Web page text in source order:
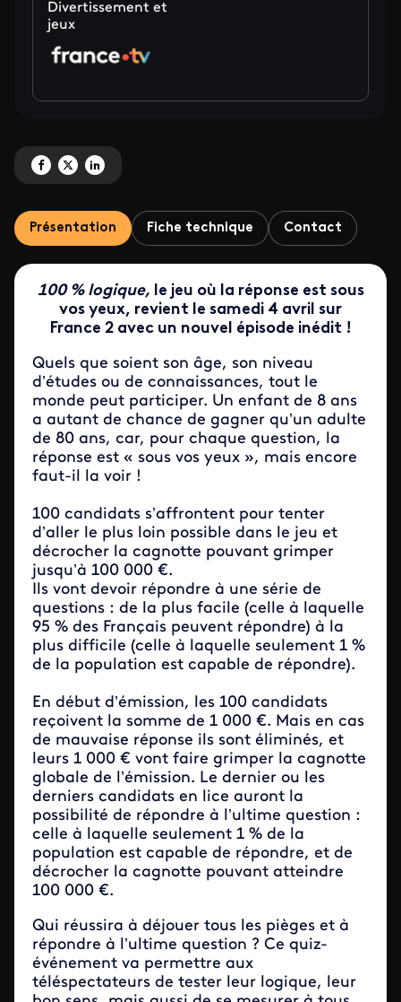
Divertissement et
jeux
Partagez '100 % logique' sur Facebook
Partagez '100 % logique' sur X
Partagez '100 % logique' sur LinkedIn
Présentation Fiche technique Contact
100 % logique, le jeu où la réponse est sous
vos yeux, revient le samedi 4 avril sur
France 2 avec un nouvel épisode inédit !
Quels que soient son âge, son niveau
d’études ou de connaissances, tout le
monde peut participer. Un enfant de 8 ans
a autant de chance de gagner qu’un adulte
de 80 ans, car, pour chaque question, la
réponse est « sous vos yeux », mais encore
faut-il la voir !
100 candidats s’affrontent pour tenter
d’aller le plus loin possible dans le jeu et
décrocher la cagnotte pouvant grimper
jusqu’à 100 000 €.
Ils vont devoir répondre à une série de
questions : de la plus facile (celle à laquelle
95 % des Français peuvent répondre) à la
plus difficile (celle à laquelle seulement 1 %
de la population est capable de répondre).
En début d’émission, les 100 candidats
reçoivent la somme de 1 000 €. Mais en cas
de mauvaise réponse ils sont éliminés, et
leurs 1 000 € vont faire grimper la cagnotte
globale de l’émission. Le dernier ou les
derniers candidats en lice auront la
possibilité de répondre à l’ultime question :
celle à laquelle seulement 1 % de la
population est capable de répondre, et de
décrocher la cagnotte pouvant atteindre
100 000 €.
Qui réussira à déjouer tous les pièges et à
répondre à l’ultime question ? Ce quiz-
événement va permettre aux
téléspectateurs de tester leur logique, leur